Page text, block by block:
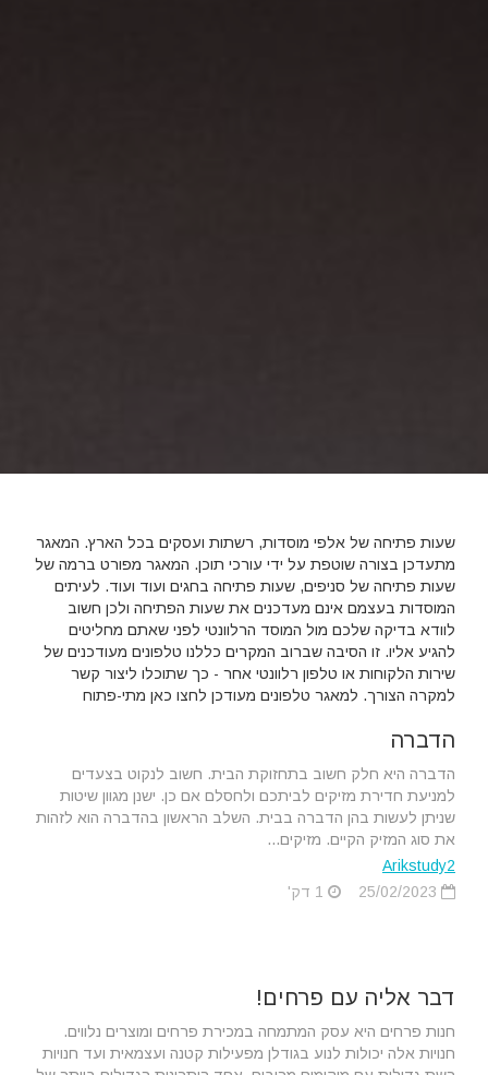
שעות פתיחה של אלפי מוסדות, רשתות ועסקים בכל הארץ. המאגר
מתעדכן בצורה שוטפת על ידי עורכי תוכן. המאגר מפורט ברמה של
שעות פתיחה של סניפים, שעות פתיחה בחגים ועוד ועוד. לעיתים
המוסדות בעצמם אינם מעדכנים את שעות הפתיחה ולכן חשוב
לוודא בדיקה שלכם מול המוסד הרלוונטי לפני שאתם מחליטים
להגיע אליו. זו הסיבה שברוב המקרים כללנו טלפונים מעודכנים של
שירות הלקוחות או טלפון רלוונטי אחר - כך שתוכלו ליצור קשר
למקרה הצורך. למאגר טלפונים מעודכן לחצו כאן מתי-פתוח
הדברה
הדברה היא חלק חשוב בתחזוקת הבית. חשוב לנקוט בצעדים
למניעת חדירת מזיקים לביתכם ולחסלם אם כן. ישנן מגוון שיטות
שניתן לעשות בהן הדברה בבית. השלב הראשון בהדברה הוא לזהות
את סוג המזיק הקיים. מזיקים...
Arikstudy2
דבר אליה עם פרחים!
חנות פרחים היא עסק המתמחה במכירת פרחים ומוצרים נלווים.
חנויות אלה יכולות לנוע בגודלן מפעילות קטנה ועצמאית ועד חנויות